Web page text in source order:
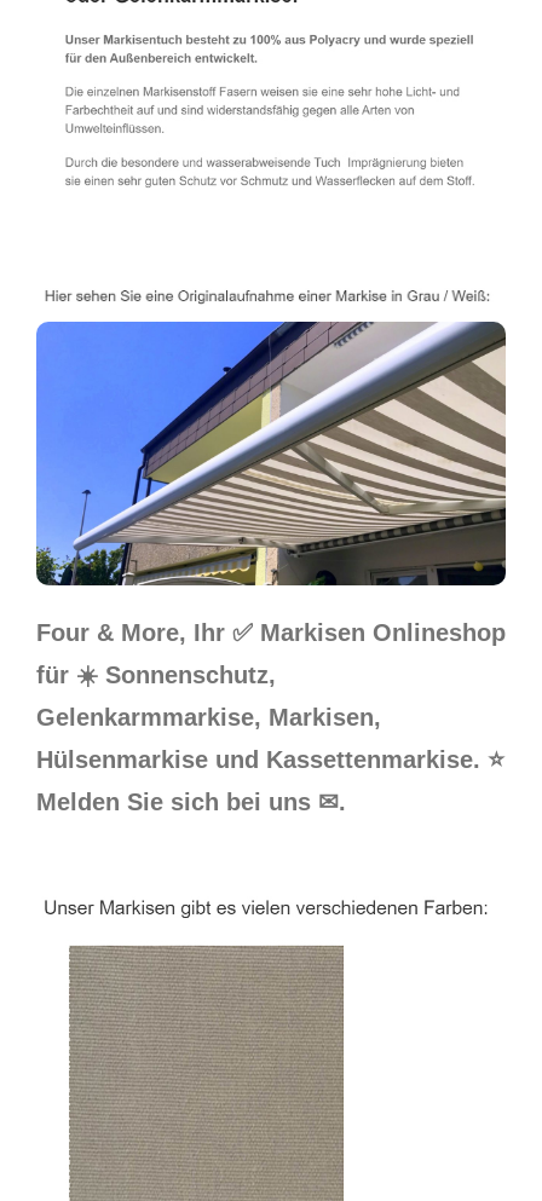
Four & More, Ihr ✅ Markisen Onlineshop
für ☀️ Sonnenschutz,
Gelenkarmmarkise, Markisen,
Hülsenmarkise und Kassettenmarkise. ⭐
Melden Sie sich bei uns ✉.